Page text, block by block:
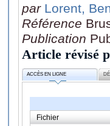
par Lorent,
Référence
Publication
Article révisé
ACCÈS EN LIGNE
Fichier